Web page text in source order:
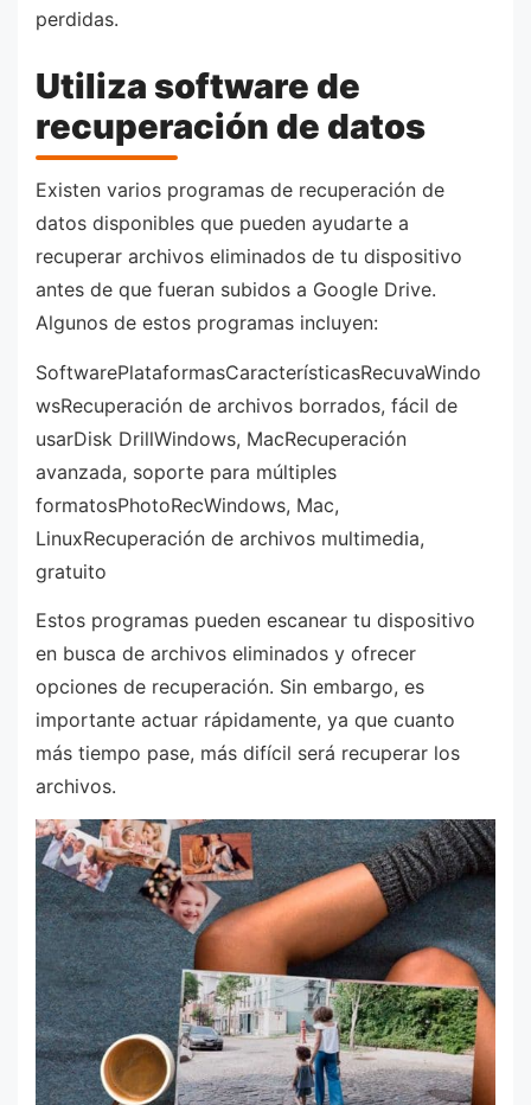
perdidas.
Utiliza software de
recuperación de datos
Existen varios programas de recuperación de
datos disponibles que pueden ayudarte a
recuperar archivos eliminados de tu dispositivo
antes de que fueran subidos a Google Drive.
Algunos de estos programas incluyen:
SoftwarePlataformasCaracterísticasRecuvaWindo
wsRecuperación de archivos borrados, fácil de
usarDisk DrillWindows, MacRecuperación
avanzada, soporte para múltiples
formatosPhotoRecWindows, Mac,
LinuxRecuperación de archivos multimedia,
gratuito
Estos programas pueden escanear tu dispositivo
en busca de archivos eliminados y ofrecer
opciones de recuperación. Sin embargo, es
importante actuar rápidamente, ya que cuanto
más tiempo pase, más difícil será recuperar los
archivos.